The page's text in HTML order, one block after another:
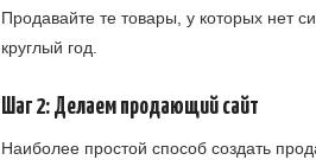
Продавайте те товары, у которых нет
круглый год.
Шаг 2: Делаем продающий сайт
Наиболее простой способ создать